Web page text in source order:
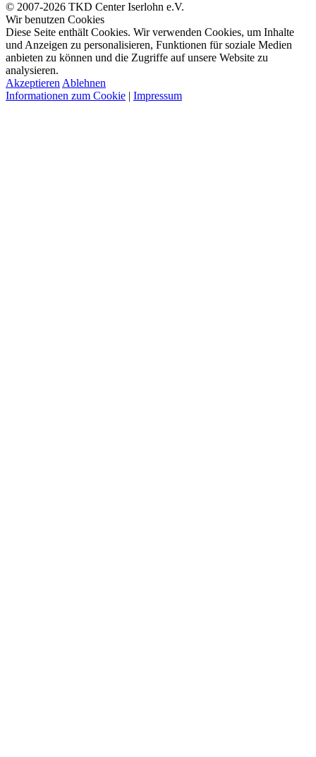
© 2007-2026 TKD Center Iserlohn e.V.
Wir benutzen Cookies
Diese Seite enthält Cookies. Wir verwenden Cookies, um Inhalte
und Anzeigen zu personalisieren, Funktionen für soziale Medien
anbieten zu können und die Zugriffe auf unsere Website zu
analysieren.
Akzeptieren Ablehnen
Informationen zum Cookie | Impressum